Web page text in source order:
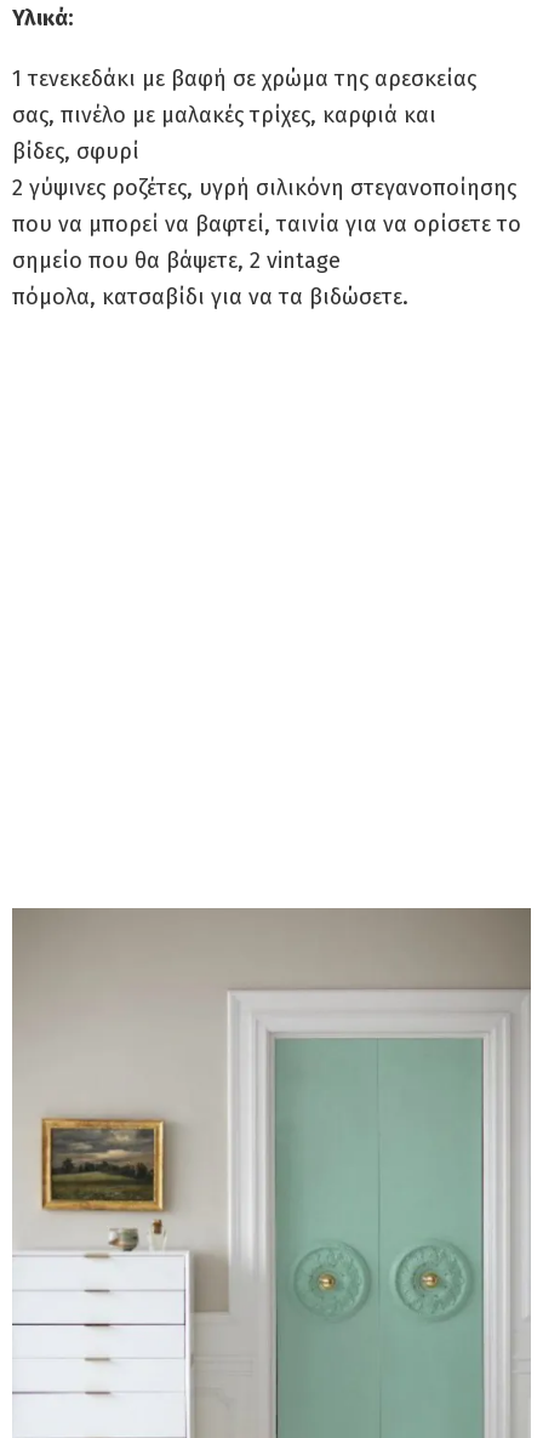
Υλικά:
1 τενεκεδάκι με βαφή σε χρώμα της αρεσκείας
σας, πινέλο με μαλακές τρίχες, καρφιά και
βίδες, σφυρί
2 γύψινες ροζέτες, υγρή σιλικόνη στεγανοποίησης
που να μπορεί να βαφτεί, ταινία για να ορίσετε το
σημείο που θα βάψετε, 2 vintage
πόμολα, κατσαβίδι για να τα βιδώσετε.